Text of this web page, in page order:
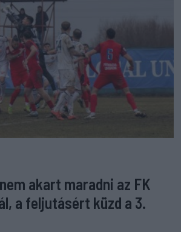
akart maradni az FK
a feljutásért küzd a 3.